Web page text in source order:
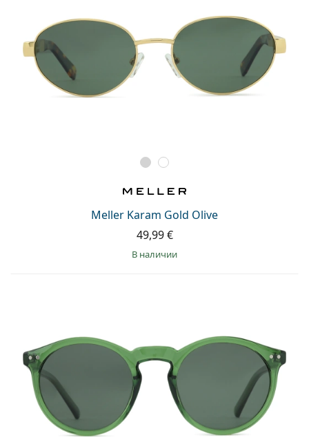
Meller Karam Gold Olive
49,99 €
в наличии